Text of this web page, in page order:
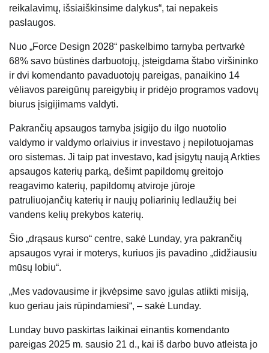
reikalavimų, išsiaiškinsime dalykus“, tai nepakeis
paslaugos.
Nuo „Force Design 2028“ paskelbimo tarnyba pertvarkė
68% savo būstinės darbuotojų, įsteigdama štabo viršininko
ir dvi komendanto pavaduotojų pareigas, panaikino 14
vėliavos pareigūnų pareigybių ir pridėjo programos vadovų
biurus įsigijimams valdyti.
Pakrančių apsaugos tarnyba įsigijo du ilgo nuotolio
valdymo ir valdymo orlaivius ir investavo į nepilotuojamas
oro sistemas. Ji taip pat investavo, kad įsigytų naują Arkties
apsaugos katerių parką, dešimt papildomų greitojo
reagavimo katerių, papildomų atviroje jūroje
patruliuojančių katerių ir naujų poliarinių ledlaužių bei
vandens kelių prekybos katerių.
Šio „drąsaus kurso“ centre, sakė Lunday, yra pakrančių
apsaugos vyrai ir moterys, kuriuos jis pavadino „didžiausiu
mūsų lobiu“.
„Mes vadovausime ir įkvėpsime savo įgulas atlikti misiją,
kuo geriau jais rūpindamiesi“, – sakė Lunday.
Lunday buvo paskirtas laikinai einantis komendanto
pareigas 2025 m. sausio 21 d., kai iš darbo buvo atleista jo